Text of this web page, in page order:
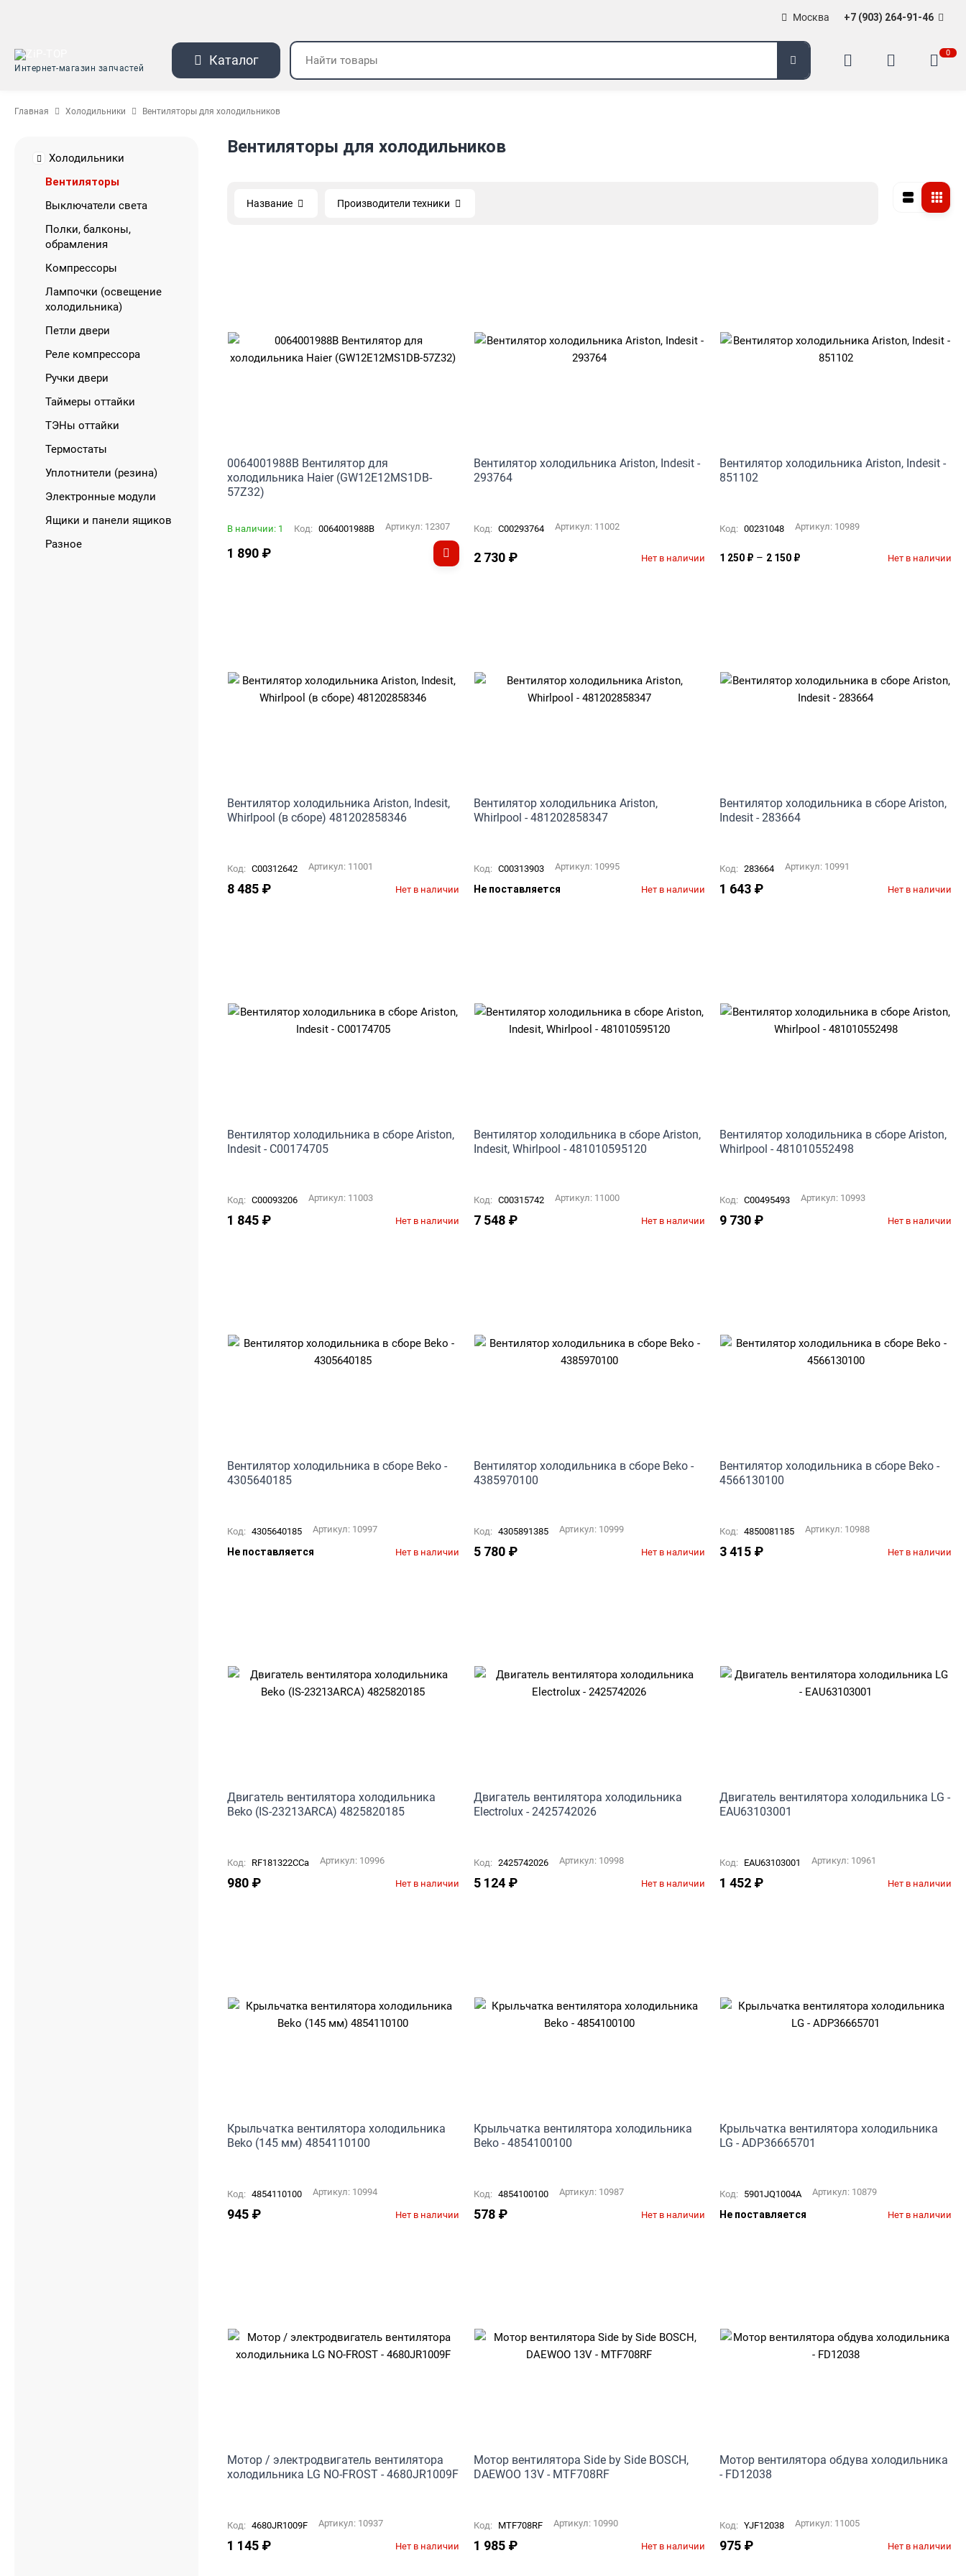
Москва +7 (903) 264-91-46
Интернет-магазин запчастей
Каталог 0
Главная Холодильники Вентиляторы для холодильников
Вентиляторы для холодильников
Название Производители техники
0064001988B Вентилятор для
холодильника Haier (GW12E12MS1DB-
57Z32)
В наличии: 1 Код: 0064001988B Артикул: 12307
1 890 ₽
Вентилятор холодильника Ariston, Indesit -
293764
Код: C00293764 Артикул: 11002
2 730 ₽ Нет в наличии
Вентилятор холодильника Ariston, Indesit -
851102
Код: 00231048 Артикул: 10989
1 250 ₽ – 2 150 ₽ Нет в наличии
Вентилятор холодильника Ariston, Indesit,
Whirlpool (в сборе) 481202858346
Код: C00312642 Артикул: 11001
8 485 ₽ Нет в наличии
Вентилятор холодильника Ariston,
Whirlpool - 481202858347
Код: C00313903 Артикул: 10995
Не поставляется Нет в наличии
Вентилятор холодильника в сборе Ariston,
Indesit - 283664
Код: 283664 Артикул: 10991
1 643 ₽ Нет в наличии
Вентилятор холодильника в сборе Ariston,
Indesit - C00174705
Код: C00093206 Артикул: 11003
1 845 ₽ Нет в наличии
Вентилятор холодильника в сборе Ariston,
Indesit, Whirlpool - 481010595120
Код: C00315742 Артикул: 11000
7 548 ₽ Нет в наличии
Вентилятор холодильника в сборе Ariston,
Whirlpool - 481010552498
Код: C00495493 Артикул: 10993
9 730 ₽ Нет в наличии
Вентилятор холодильника в сборе Beko -
4305640185
Код: 4305640185 Артикул: 10997
Не поставляется Нет в наличии
Вентилятор холодильника в сборе Beko -
4385970100
Код: 4305891385 Артикул: 10999
5 780 ₽ Нет в наличии
Вентилятор холодильника в сборе Beko -
4566130100
Код: 4850081185 Артикул: 10988
3 415 ₽ Нет в наличии
Двигатель вентилятора холодильника
Beko (IS-23213ARCA) 4825820185
Код: RF181322CCa Артикул: 10996
980 ₽ Нет в наличии
Двигатель вентилятора холодильника
Electrolux - 2425742026
Код: 2425742026 Артикул: 10998
5 124 ₽ Нет в наличии
Двигатель вентилятора холодильника LG -
EAU63103001
Код: EAU63103001 Артикул: 10961
1 452 ₽ Нет в наличии
Крыльчатка вентилятора холодильника
Beko (145 мм) 4854110100
Код: 4854110100 Артикул: 10994
945 ₽ Нет в наличии
Крыльчатка вентилятора холодильника
Beko - 4854100100
Код: 4854100100 Артикул: 10987
578 ₽ Нет в наличии
Крыльчатка вентилятора холодильника
LG - ADP36665701
Код: 5901JQ1004A Артикул: 10879
Не поставляется Нет в наличии
Мотор / электродвигатель вентилятора
холодильника LG NO-FROST - 4680JR1009F
Код: 4680JR1009F Артикул: 10937
1 145 ₽ Нет в наличии
Мотор вентилятора Side by Side BOSCH,
DAEWOO 13V - MTF708RF
Код: MTF708RF Артикул: 10990
1 985 ₽ Нет в наличии
Мотор вентилятора обдува холодильника
- FD12038
Код: YJF12038 Артикул: 11005
975 ₽ Нет в наличии
Холодильники
Вентиляторы
Выключатели света
Полки, балконы,
обрамления
Компрессоры
Лампочки (освещение
холодильника)
Петли двери
Реле компрессора
Ручки двери
Таймеры оттайки
ТЭНы оттайки
Термостаты
Уплотнители (резина)
Электронные модули
Ящики и панели ящиков
Разное